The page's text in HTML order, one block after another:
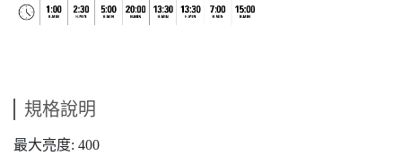
規格說明
最大亮度: 400